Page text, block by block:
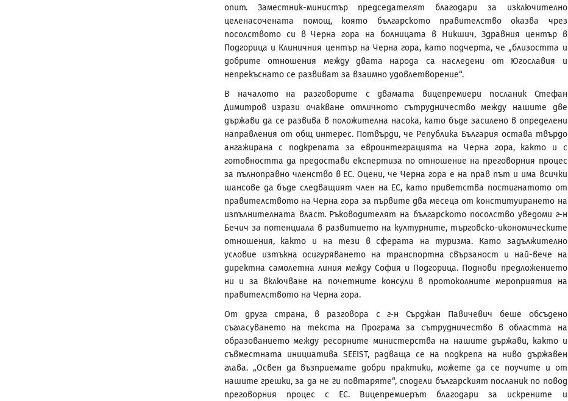
опит. Заместник-министър председателят благодари за изключително
целенасочената помощ, която българското правителство оказва чрез
посолството си в Черна гора на болницата в Никшич, Здравния център в
Подгорица и Клиничния център на Черна гора, като подчерта, че „близостта и
добрите отношения между двата народа са наследени от Югославия и
непрекъснато се развиват за взаимно удовлетворение“.
В началото на разговорите с двамата вицепремиери посланик Стефан
Димитров изрази очакване отличното сътрудничество между нашите две
държави да се развива в положителна насока, като бъде засилено в определени
направления от общ интерес. Потвърди, че Република България остава твърдо
ангажирана с подкрепата за евроинтеграцията на Черна гора, както и с
готовността да предостави експертиза по отношение на преговорния процес
за пълноправно членство в ЕС. Оцени, че Черна гора е на прав път и има всички
шансове да бъде следващият член на ЕС, като приветства постигнатото от
правителството на Черна гора за първите два месеца от конституирането на
изпълнителната власт. Ръководителят на българското посолство уведоми г-н
Бечич за потенциала в развитието на културните, търговско-икономическите
отношения, както и на тези в сферата на туризма. Като задължително
условие изтъкна осигуряването на транспортна свързаност и най-вече на
директна самолетна линия между София и Подгорица. Поднови предложението
ни и за включване на почетните консули в протоколните мероприятия на
правителството на Черна гора.
От друга страна, в разговора с г-н Сърджан Павичевич беше обсъдено
съгласуването на текста на Програма за сътрудничество в областта на
образованието между ресорните министерства на нашите държави, както и
съвместната инициатива SEEIST, радваща се на подкрепа на ниво държавен
глава. „Освен да възприемате добри практики, можете да се поучите и от
нашите грешки, за да не ги повтаряте“, сподели българският посланик по повод
преговорния процес с ЕС. Вицепремиерът благодари за искрените и